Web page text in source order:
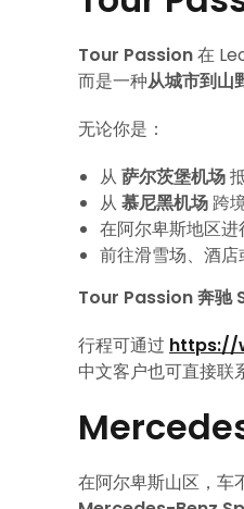
Tour Passion在
而是一种从城市到山
无论你是：
从萨尔茨堡机场
从慕尼黑机场跨
在阿尔卑斯地区进
前往滑雪场、酒
Tour Passion 奔驰
行程可通过 https://
中文客户也可直接联
在阿尔卑斯山区，车